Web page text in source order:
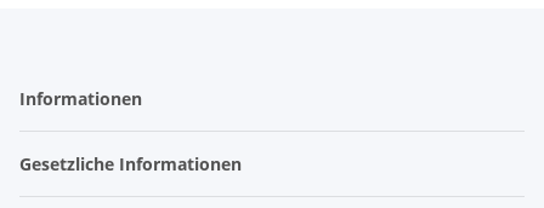
Informationen
Gesetzliche Informationen